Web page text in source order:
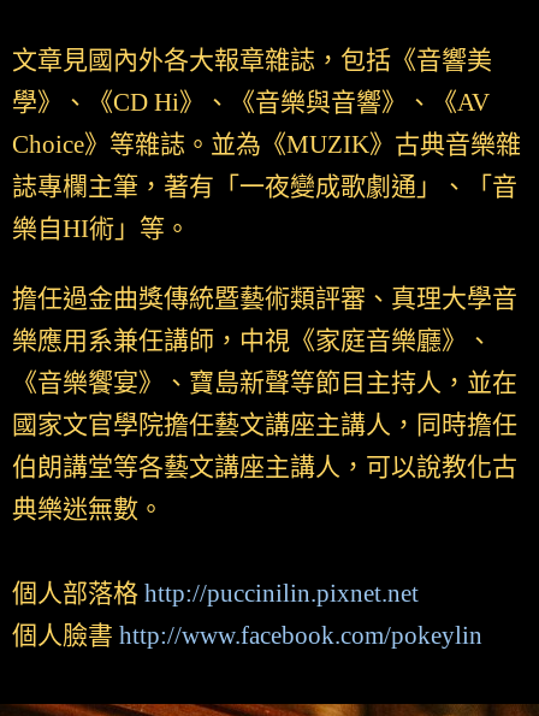
文章見國內外各大報章雜誌，包括《音響美
學》、《CD Hi》、《音樂與音響》、《AV
Choice》等雜誌。並為《MUZIK》古典音樂雜
誌專欄主筆，著有「一夜變成歌劇通」、「音
樂自HI術」等。
擔任過金曲獎傳統暨藝術類評審、真理大學音
樂應用系兼任講師，中視《家庭音樂廳》、
《音樂饗宴》、寶島新聲等節目主持人，並在
國家文官學院擔任藝文講座主講人，同時擔任
伯朗講堂等各藝文講座主講人，可以說教化古
典樂迷無數。
個人部落格 http://puccinilin.pixnet.net
個人臉書 http://www.facebook.com/pokeylin